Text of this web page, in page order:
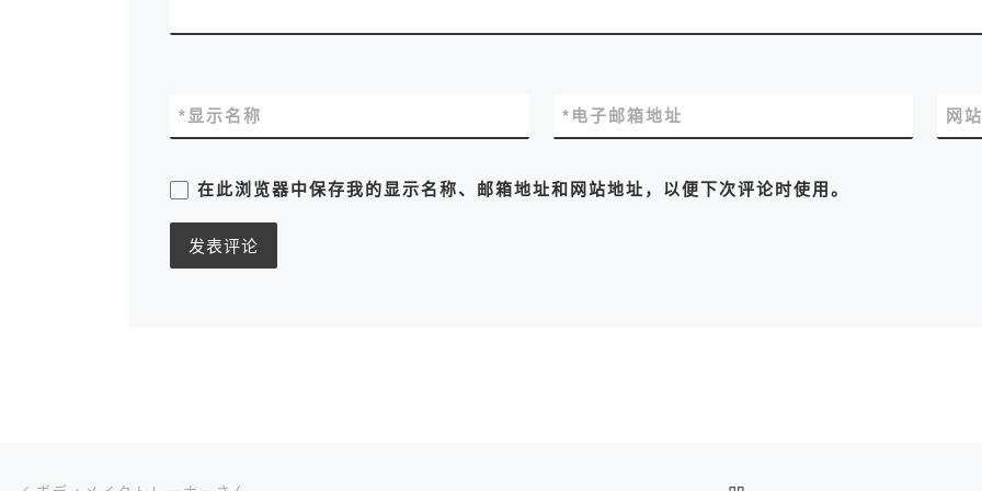
显示名称
* 电子邮箱地址
* 网
在此浏览器中保存我的显示名称、邮箱地址和网站地址，以便下次评论时使用。
文章导航